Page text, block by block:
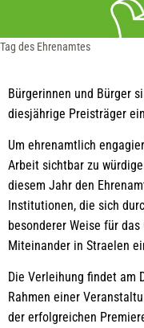
Tag des Ehrenamtes
Bürgerinnen und Bürger
diesjährige Preisträger
Um ehrenamtlich
Arbeit sichtbar zu
diesem Jahr den
Institutionen, die sich
besonderer Weise für
Miteinander in Straelen
Die Verleihung findet am
Rahmen einer
der erfolgreichen